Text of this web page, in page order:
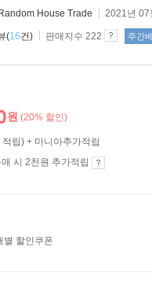
Random House Trade 2021년 07
(16건) 판매지수 222 주간
원 (20% 할인)
립) + 마니아추가적립
시 2천원 추가적립
별 할인쿠폰